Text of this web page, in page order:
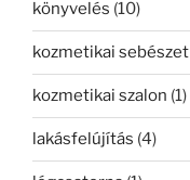
könyvelés (10)
kozmetikai sebészet
kozmetikai szalon (1)
lakásfelújítás (4)